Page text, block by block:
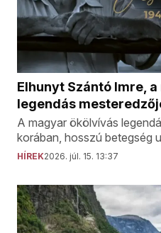
Elhunyt Szántó Imre,
legendás
A magyar ökölvívás
korában, hosszú betegség
HÍREK2026. júl. 15. 13:37